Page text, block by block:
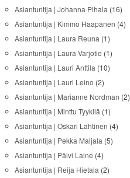
Asiantuntija | Johanna Pihala (16)
Asiantuntija | Kimmo Haapanen (4)
Asiantuntija | Laura Reuna (1)
Asiantuntija | Laura Varjotie (1)
Asiantuntija | Lauri Anttila (10)
Asiantuntija | Lauri Leino (2)
Asiantuntija | Marianne Nordman (2)
Asiantuntija | Minttu Tyykilä (1)
Asiantuntija | Oskari Lahtinen (4)
Asiantuntija | Pekka Maijala (5)
Asiantuntija | Päivi Laine (4)
Asiantuntija | Reija Hietala (2)